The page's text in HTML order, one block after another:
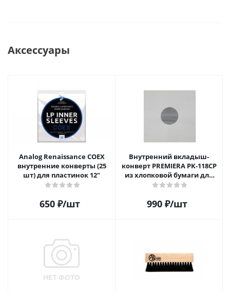
Аксессуары
Analog Renaissance COEX
внутренние конверты (25
шт) для пластинок 12"
650 ₽/шт
Внутренний вкладыш-
конверт PREMIERA PK-118CP
из хлопковой бумаги для
12" виниловой пластинки 1
990 ₽/шт